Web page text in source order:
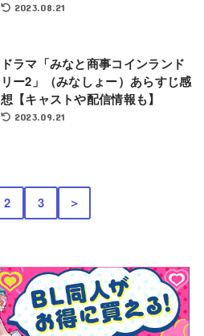
2023.08.21
ドラマ「みなと商事コインランド
リー2」（みなしょー）あらすじ感
想【キャストや配信情報も】
2023.09.21
2 3 ＞